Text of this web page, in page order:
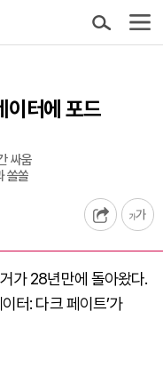
터에 포드
싸움
쏠쏠
가 28년만에 돌아왔다.
터: 다크 페이트’가